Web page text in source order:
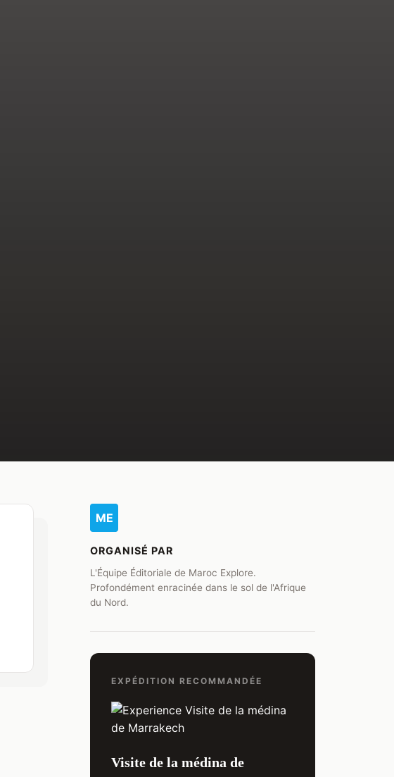
ME
ORGANISÉ PAR
L'Équipe Éditoriale de Maroc Explore.
Profondément enracinée dans le sol de l'Afrique
du Nord.
EXPÉDITION RECOMMANDÉE
Visite de la médina de